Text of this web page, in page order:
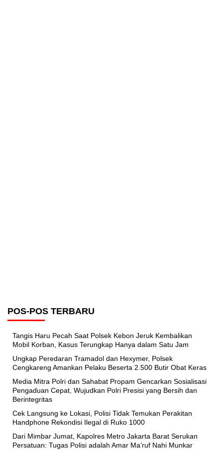
POS-POS TERBARU
Tangis Haru Pecah Saat Polsek Kebon Jeruk Kembalikan
Mobil Korban, Kasus Terungkap Hanya dalam Satu Jam
Ungkap Peredaran Tramadol dan Hexymer, Polsek
Cengkareng Amankan Pelaku Beserta 2.500 Butir Obat Keras
Media Mitra Polri dan Sahabat Propam Gencarkan Sosialisasi
Pengaduan Cepat, Wujudkan Polri Presisi yang Bersih dan
Berintegritas
Cek Langsung ke Lokasi, Polisi Tidak Temukan Perakitan
Handphone Rekondisi Ilegal di Ruko 1000
Dari Mimbar Jumat, Kapolres Metro Jakarta Barat Serukan
Persatuan: Tugas Polisi adalah Amar Ma’ruf Nahi Munkar